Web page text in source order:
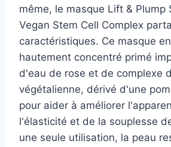
même, le masque Lift & Plump
Vegan Stem Cell Complex
caractéristiques. Ce masque
hautement concentré primé
d'eau de rose et de complexe
végétalienne, dérivé d'une
pour aider à améliorer
l'élasticité et de la souplesse
une seule utilisation, la peau